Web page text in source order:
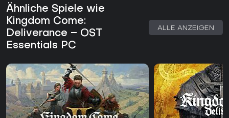
Ähnliche Spiele wie
Kingdom Come:
Deliverance – OST
Essentials PC
ALLE ANZEIGEN